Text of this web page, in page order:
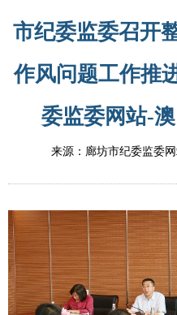
市纪委监委召开
作风问题工作推
委监委网站-
来源：廊坊市纪委监委